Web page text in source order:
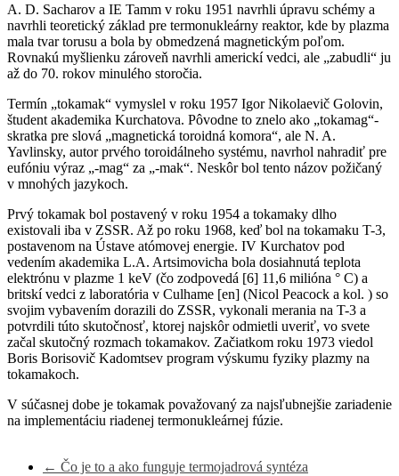
A. D. Sacharov a IE Tamm v roku 1951 navrhli úpravu schémy a
navrhli teoretický základ pre termonukleárny reaktor, kde by plazma
mala tvar torusu a bola by obmedzená magnetickým poľom.
Rovnakú myšlienku zároveň navrhli americkí vedci, ale „zabudli“ ju
až do 70. rokov minulého storočia.
Termín „tokamak“ vymyslel v roku 1957 Igor Nikolaevič Golovin,
študent akademika Kurchatova. Pôvodne to znelo ako „tokamag“-
skratka pre slová „magnetická toroidná komora“, ale N. A.
Yavlinsky, autor prvého toroidálneho systému, navrhol nahradiť pre
eufóniu výraz „-mag“ za „-mak“. Neskôr bol tento názov požičaný
v mnohých jazykoch.
Prvý tokamak bol postavený v roku 1954 a tokamaky dlho
existovali iba v ZSSR. Až po roku 1968, keď bol na tokamaku T-3,
postavenom na Ústave atómovej energie. IV Kurchatov pod
vedením akademika L.A. Artsimovicha bola dosiahnutá teplota
elektrónu v plazme 1 keV (čo zodpovedá [6] 11,6 milióna ° C) a
britskí vedci z laboratória v Culhame [en] (Nicol Peacock a kol. ) so
svojim vybavením dorazili do ZSSR, vykonali merania na T-3 a
potvrdili túto skutočnosť, ktorej najskôr odmietli uveriť, vo svete
začal skutočný rozmach tokamakov. Začiatkom roku 1973 viedol
Boris Borisovič Kadomtsev program výskumu fyziky plazmy na
tokamakoch.
V súčasnej dobe je tokamak považovaný za najsľubnejšie zariadenie
na implementáciu riadenej termonukleárnej fúzie.
← Čo je to a ako funguje termojadrová syntéza